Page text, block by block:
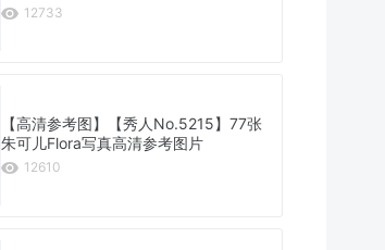
12733
【高清参考图】【秀人No.5215】77张
朱可儿Flora写真高清参考图片
12610